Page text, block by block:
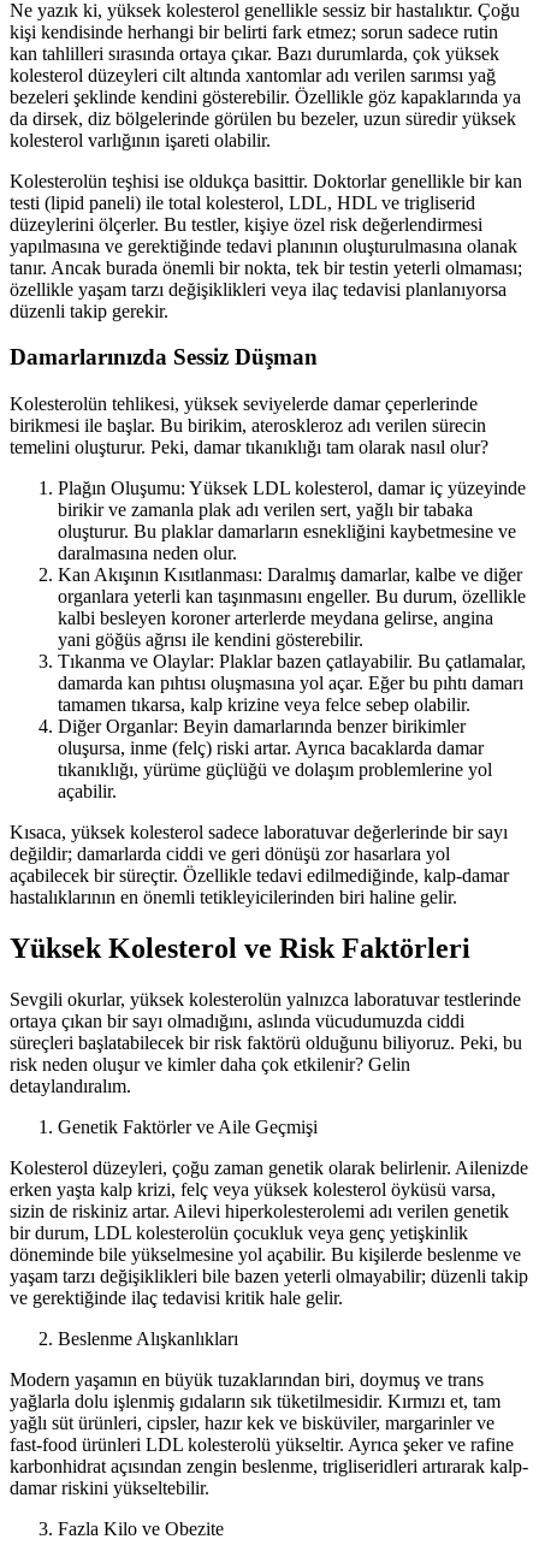
Ne yazık ki, yüksek kolesterol genellikle sessiz bir hastalıktır. Çoğu
kişi kendisinde herhangi bir belirti fark etmez; sorun sadece rutin
kan tahlilleri sırasında ortaya çıkar. Bazı durumlarda, çok yüksek
kolesterol düzeyleri cilt altında xantomlar adı verilen sarımsı yağ
bezeleri şeklinde kendini gösterebilir. Özellikle göz kapaklarında ya
da dirsek, diz bölgelerinde görülen bu bezeler, uzun süredir yüksek
kolesterol varlığının işareti olabilir.
Kolesterolün teşhisi ise oldukça basittir. Doktorlar genellikle bir kan
testi (lipid paneli) ile total kolesterol, LDL, HDL ve trigliserid
düzeylerini ölçerler. Bu testler, kişiye özel risk değerlendirmesi
yapılmasına ve gerektiğinde tedavi planının oluşturulmasına olanak
tanır. Ancak burada önemli bir nokta, tek bir testin yeterli olmaması;
özellikle yaşam tarzı değişiklikleri veya ilaç tedavisi planlanıyorsa
düzenli takip gerekir.
Damarlarınızda Sessiz Düşman
Kolesterolün tehlikesi, yüksek seviyelerde damar çeperlerinde
birikmesi ile başlar. Bu birikim, ateroskleroz adı verilen sürecin
temelini oluşturur. Peki, damar tıkanıklığı tam olarak nasıl olur?
Plağın Oluşumu: Yüksek LDL kolesterol, damar iç yüzeyinde
birikir ve zamanla plak adı verilen sert, yağlı bir tabaka
oluşturur. Bu plaklar damarların esnekliğini kaybetmesine ve
daralmasına neden olur.
Kan Akışının Kısıtlanması: Daralmış damarlar, kalbe ve diğer
organlara yeterli kan taşınmasını engeller. Bu durum, özellikle
kalbi besleyen koroner arterlerde meydana gelirse, angina
yani göğüs ağrısı ile kendini gösterebilir.
Tıkanma ve Olaylar: Plaklar bazen çatlayabilir. Bu çatlamalar,
damarda kan pıhtısı oluşmasına yol açar. Eğer bu pıhtı damarı
tamamen tıkarsa, kalp krizine veya felce sebep olabilir.
Diğer Organlar: Beyin damarlarında benzer birikimler
oluşursa, inme (felç) riski artar. Ayrıca bacaklarda damar
tıkanıklığı, yürüme güçlüğü ve dolaşım problemlerine yol
açabilir.
Kısaca, yüksek kolesterol sadece laboratuvar değerlerinde bir sayı
değildir; damarlarda ciddi ve geri dönüşü zor hasarlara yol
açabilecek bir süreçtir. Özellikle tedavi edilmediğinde, kalp-damar
hastalıklarının en önemli tetikleyicilerinden biri haline gelir.
Yüksek Kolesterol ve Risk Faktörleri
Sevgili okurlar, yüksek kolesterolün yalnızca laboratuvar testlerinde
ortaya çıkan bir sayı olmadığını, aslında vücudumuzda ciddi
süreçleri başlatabilecek bir risk faktörü olduğunu biliyoruz. Peki, bu
risk neden oluşur ve kimler daha çok etkilenir? Gelin
detaylandıralım.
Genetik Faktörler ve Aile Geçmişi
Kolesterol düzeyleri, çoğu zaman genetik olarak belirlenir. Ailenizde
erken yaşta kalp krizi, felç veya yüksek kolesterol öyküsü varsa,
sizin de riskiniz artar. Ailevi hiperkolesterolemi adı verilen genetik
bir durum, LDL kolesterolün çocukluk veya genç yetişkinlik
döneminde bile yükselmesine yol açabilir. Bu kişilerde beslenme ve
yaşam tarzı değişiklikleri bile bazen yeterli olmayabilir; düzenli takip
ve gerektiğinde ilaç tedavisi kritik hale gelir.
Beslenme Alışkanlıkları
Modern yaşamın en büyük tuzaklarından biri, doymuş ve trans
yağlarla dolu işlenmiş gıdaların sık tüketilmesidir. Kırmızı et, tam
yağlı süt ürünleri, cipsler, hazır kek ve bisküviler, margarinler ve
fast-food ürünleri LDL kolesterolü yükseltir. Ayrıca şeker ve rafine
karbonhidrat açısından zengin beslenme, trigliseridleri artırarak kalp-
damar riskini yükseltebilir.
Fazla Kilo ve Obezite